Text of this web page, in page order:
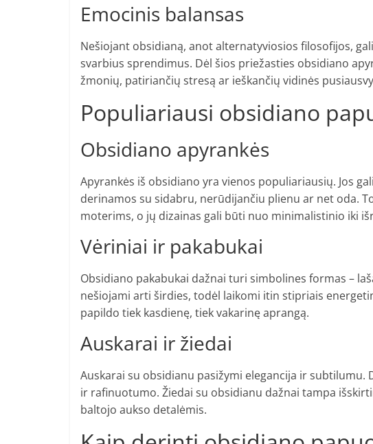
Emocinis balansas
Nešiojant obsidianą, anot alternatyviosios filosofijos,
svarbius sprendimus. Dėl šios priežasties obsidiano
žmonių, patiriančių stresą ar ieškančių vidinės
Populiariausi obsidiano
Obsidiano apyrankės
Apyrankės iš obsidiano yra vienos populiariausių. Jos
derinamos su sidabru, nerūdijančiu plienu ar net oda.
moterims, o jų dizainas gali būti nuo minimalistinio iki
Vėriniai ir pakabukai
Obsidiano pakabukai dažnai turi simbolines formas –
nešiojami arti širdies, todėl laikomi itin stipriais
papildo tiek kasdienę, tiek vakarinę aprangą.
Auskarai ir žiedai
Auskarai su obsidianu pasižymi elegancija ir
ir rafinuotumo. Žiedai su obsidianu dažnai tampa
baltojo aukso detalėmis.